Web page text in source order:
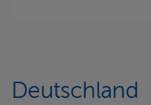
Deutschland